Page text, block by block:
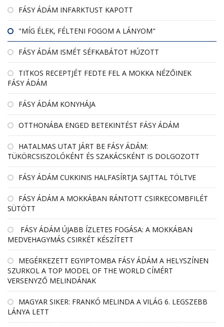
FÁSY ÁDÁM INFARKTUST KAPOTT
"MÍG ÉLEK, FÉLTENI FOGOM A LÁNYOM"
FÁSY ÁDÁM ISMÉT SÉFKABÁTOT HÚZOTT
TITKOS RECEPTJÉT FEDTE FEL A MOKKA NÉZŐINEK
FÁSY ÁDÁM
FÁSY ÁDÁM KONYHÁJA
OTTHONÁBA ENGED BETEKINTÉST FÁSY ÁDÁM
HATALMAS UTAT JÁRT BE FÁSY ÁDÁM:
TÜKÖRCSISZOLÓKÉNT ÉS SZAKÁCSKÉNT IS DOLGOZOTT
FÁSY ÁDÁM CUKKINIS HALFASÍRTJA SAJTTAL TÖLTVE
FÁSY ÁDÁM A MOKKÁBAN RÁNTOTT CSIRKECOMBFILÉT
SÜTÖTT
FÁSY ÁDÁM ÚJABB ÍZLETES FOGÁSA: A MOKKÁBAN
MEDVEHAGYMÁS CSIRKÉT KÉSZÍTETT
MEGÉRKEZETT EGYIPTOMBA FÁSY ÁDÁM A HELYSZÍNEN
SZURKOL A TOP MODEL OF THE WORLD CÍMÉRT
VERSENYZŐ MELINDÁNAK
MAGYAR SIKER: FRANKÓ MELINDA A VILÁG 6. LEGSZEBB
LÁNYA LETT